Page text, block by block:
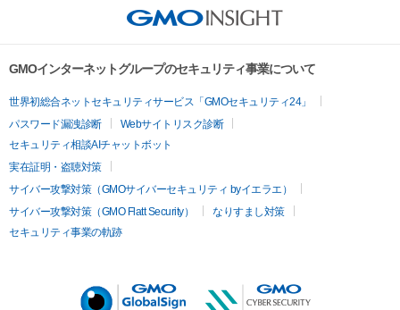
GMOインターネットグループのセキュリティ事業について
世界初総合ネットセキュリティサービス「GMOセキュリティ24」
パスワード漏洩診断
Webサイトリスク診断
セキュリティ相談AIチャットボット
実在証明・盗聴対策
サイバー攻撃対策（GMOサイバーセキュリティ byイエラエ）
サイバー攻撃対策（GMO Flatt Security）
なりすまし対策
セキュリティ事業の軌跡